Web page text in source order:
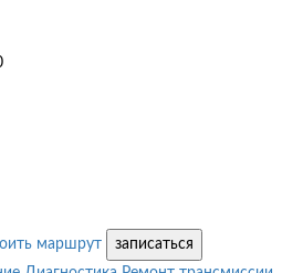
маршрут
записаться